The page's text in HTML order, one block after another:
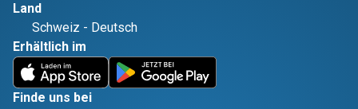
Land
Schweiz - Deutsch
Erhältlich im
Finde uns bei